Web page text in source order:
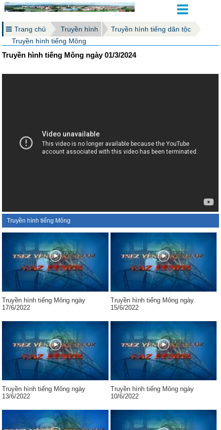
Trang chủ Truyền hình
Truyền hình tiếng dân tộc
Truyền hình tiếng Mông
Truyền hình tiếng Mông ngày 01/3/2024
Truyền hình tiếng Mông
Truyền hình tiếng Mông ngày
17/6/2022
Truyền hình tiếng Mông ngày
15/6/2022
Truyền hình tiếng Mông ngày
13/6/2022
Truyền hình tiếng Mông ngày
10/6/2022